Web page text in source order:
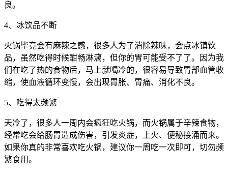
良。
4、冰饮品不断
火锅毕竟会有麻辣之感，很多人为了消除辣味，会点冰镇饮
品，虽然吃得时候酣畅淋漓，但你的胃可能受不了了。因为我
们在吃了热的食物后，马上就喝冷的，很容易导致胃部血管收
缩，使血液循环变慢，会出现胃胀、胃痛、消化不良。
5、吃得太频繁
天冷了，很多人一周内会疯狂吃火锅，而火锅属于辛辣食物，
经常吃会给肠胃造成伤害，引发炎症，上火、便秘接涌而来。
如果你真的非常喜欢吃火锅，建议你一周吃一次即可，切勿频
繁食用。